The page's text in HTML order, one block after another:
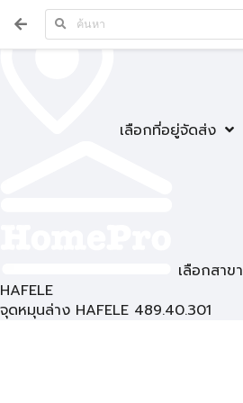
เลือกที่อยู่จัดส่ง
เลือกสาขา
HAFELE
จุดหมุนล่าง HAFELE 489.40.301